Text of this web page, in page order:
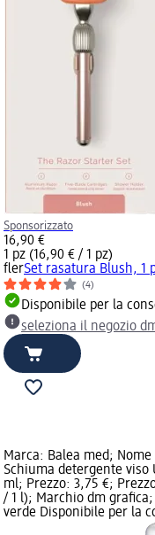
Sponsorizzato
16,90 €
1 pz (16,90 € / 1 pz)
flerSet rasatura Blush, 1
(4)
Disponibile per la
seleziona il negozio
Marca: Balea med;
Schiuma detergente viso
ml; Prezzo: 3,75 €;
/ 1 l); Marchio dm
verde Disponibile per la